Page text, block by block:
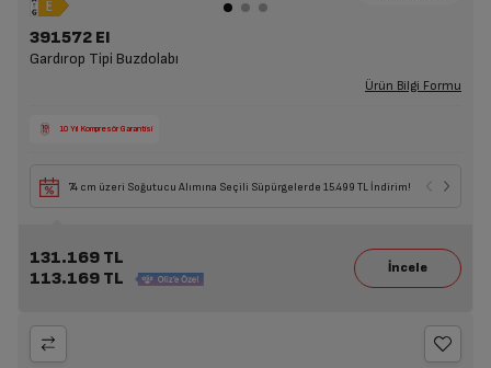
391572 EI
Gardırop Tipi Buzdolabı
Ürün Bilgi Formu
10 Yıl Kompresör Garantisi
74 cm üzeri Soğutucu Alımına Seçili Süpürgelerde 15.499 TL İndirim!
131.169 TL
113.169 TL